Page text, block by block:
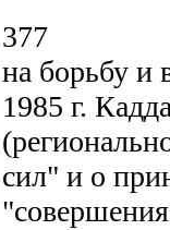
377
на борьбу и
1985 г.
сил" и о